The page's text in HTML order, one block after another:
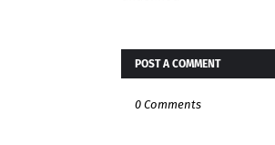
POST A COMMENT
0 Comments